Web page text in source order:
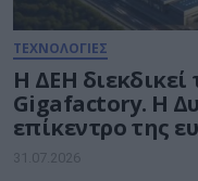
ΤΕΧΝΟΛΟΓΙΕΣ
Η ΔΕΗ διεκδικεί
Gigafactory. Η
επίκεντρο της
δισ. ευρώ για
31.07.2026